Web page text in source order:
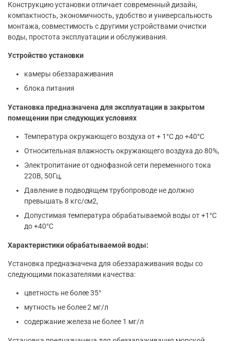
Конструкцию установки отличает современный дизайн,
компактность, экономичность, удобство и универсальность
монтажа, совместимость с другими устройствами очистки
воды, простота эксплуатации и обслуживания.
Устройство установки
камеры обеззараживания
блока питания
Установка предназначена для эксплуатации в закрытом
помещении при следующих условиях
Температура окружающего воздуха от + 1°С до +40°С
Относительная влажность окружающего воздуха до 80%,
Электропитание от однофазной сети переменного тока
220В, 50Гц,
Давление в подводящем трубопроводе не должно
превышать 8 кгс/см2,
Допустимая температура обрабатываемой воды от +1°С
до +40°С
Характеристики обрабатываемой воды:
Установка предназначена для обеззараживания воды со
следующими показателями качества:
цветность не более 35°
мутность не более 2 мг/л
содержание железа не более 1 мг/л